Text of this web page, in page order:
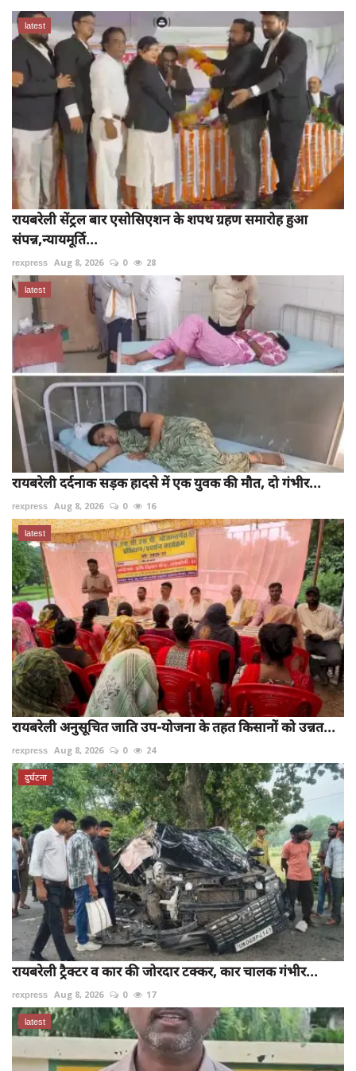
latest
रायबरेली सेंट्रल बार एसोसिएशन के शपथ ग्रहण समारोह हुआ
संपन्न,न्यायमूर्ति...
rexpress Aug 8, 2026 0 28
latest
रायबरेली दर्दनाक सड़क हादसे में एक युवक की मौत, दो गंभीर...
rexpress Aug 8, 2026 0 16
latest
रायबरेली अनुसूचित जाति उप-योजना के तहत किसानों को उन्नत...
rexpress Aug 8, 2026 0 24
दुर्घटना
रायबरेली ट्रैक्टर व कार की जोरदार टक्कर, कार चालक गंभीर...
rexpress Aug 8, 2026 0 17
latest